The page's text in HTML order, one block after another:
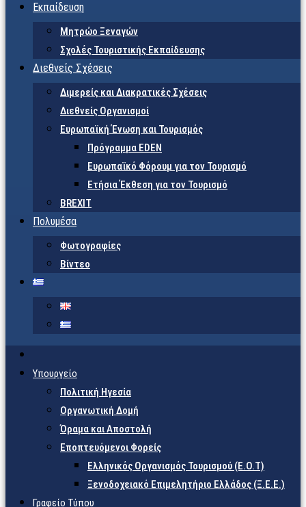
Εκπαίδευση
Μητρώο Ξεναγών
Σχολές Τουριστικής Εκπαίδευσης
Διεθνείς Σχέσεις
Διμερείς και Διακρατικές Σχέσεις
Διεθνείς Οργανισμοί
Ευρωπαϊκή Ένωση και Τουρισμός
Πρόγραμμα EDEN
Ευρωπαϊκό Φόρουμ για τον Τουρισμό
Ετήσια Έκθεση για τον Τουρισμό
BREXIT
Πολυμέσα
Φωτογραφίες
Βίντεο
Υπουργείο
Πολιτική Ηγεσία
Οργανωτική Δομή
Όραμα και Αποστολή
Εποπτευόμενοι Φορείς
Eλληνικός Οργανισμός Τουρισμού (Ε.Ο.Τ)
Ξενοδοχειακό Επιμελητήριο Ελλάδος (Ξ.Ε.Ε.)
Γραφείο Τύπου